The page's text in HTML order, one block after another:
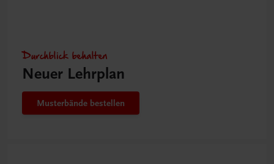
Durchblick behalten
Neuer Lehrplan
Musterbände bestellen